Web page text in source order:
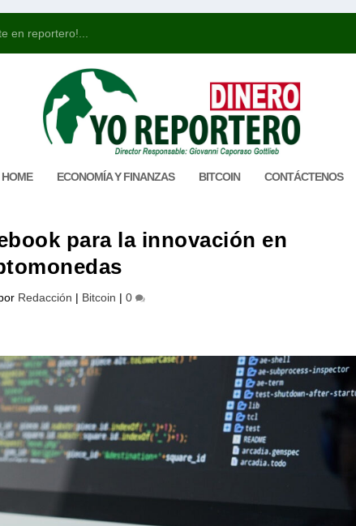
en reportero!...
HOME ECONOMÍA Y FINANZAS BITCOIN CONTÁCTENOS
para la innovación en
Redacción | Bitcoin | 0